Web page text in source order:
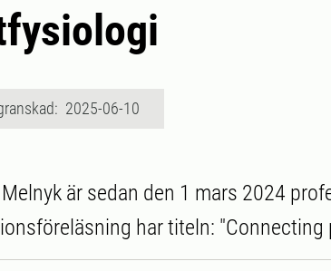
2025-06-10
är sedan den 1 mars 2024
har titeln: "Connecting